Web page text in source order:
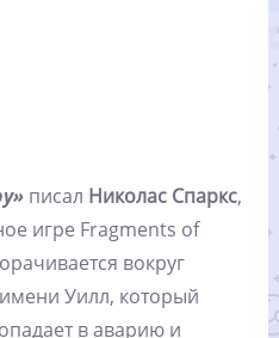
писал Николас Спаркс,
игре Fragments of
вокруг
Уилл, который
в аварию и